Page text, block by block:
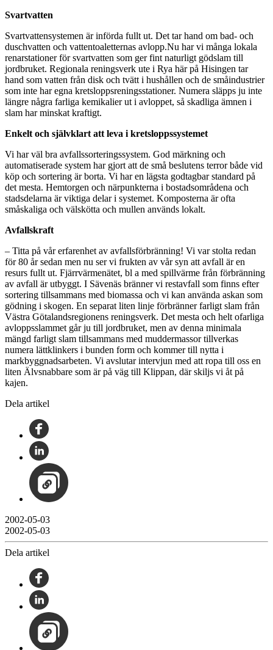
Svartvatten
Svartvattensystemen är införda fullt ut. Det tar hand om bad- och
duschvatten och vattentoaletternas avlopp.Nu har vi många lokala
renarstationer för svartvatten som ger fint naturligt gödslam till
jordbruket. Regionala reningsverk ute i Rya här på Hisingen tar
hand som vatten från disk och tvätt i hushållen och de småindustrier
som inte har egna kretsloppsreningsstationer. Numera släpps ju inte
längre några farliga kemikalier ut i avloppet, så skadliga ämnen i
slam har minskat kraftigt.
Enkelt och självklart att leva i kretsloppssystemet
Vi har väl bra avfallssorteringssystem. God märkning och
automatiserade system har gjort att de små beslutens terror både vid
köp och sortering är borta. Vi har en lägsta godtagbar standard på
det mesta. Hemtorgen och närpunkterna i bostadsområdena och
stadsdelarna är viktiga delar i systemet. Komposterna är ofta
småskaliga och välskötta och mullen används lokalt.
Avfallskraft
– Titta på vår erfarenhet av avfallsförbränning! Vi var stolta redan
för 80 år sedan men nu ser vi frukten av vår syn att avfall är en
resurs fullt ut. Fjärrvärmenätet, bl a med spillvärme från förbränning
av avfall är utbyggt. I Sävenäs bränner vi restavfall som finns efter
sortering tillsammans med biomassa och vi kan använda askan som
gödning i skogen. En separat liten linje förbränner farligt slam från
Västra Götalandsregionens reningsverk. Det mesta och helt ofarliga
avloppsslammet går ju till jordbruket, men av denna minimala
mängd farligt slam tillsammans med muddermassor tillverkas
numera lättklinkers i bunden form och kommer till nytta i
markbyggnadsarbeten. Vi avslutar intervjun med att ropa till oss en
liten Älvsnabbare som är på väg till Klippan, där skiljs vi åt på
kajen.
Dela artikel
2002-05-03
2002-05-03
Dela artikel